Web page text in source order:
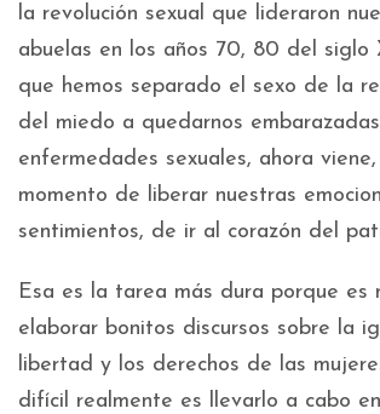
la revolución sexual que lideraron
abuelas en los años 70, 80 del siglo
que hemos separado el sexo de la
del miedo a quedarnos
enfermedades sexuales, ahora
momento de liberar nuestras
sentimientos, de ir al corazón del
Esa es la tarea más dura porque es
elaborar bonitos discursos sobre la
libertad y los derechos de las
difícil realmente es llevarlo a cabo